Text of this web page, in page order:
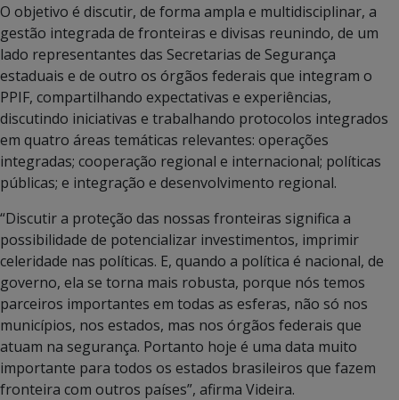
O objetivo é discutir, de forma ampla e multidisciplinar, a
gestão integrada de fronteiras e divisas reunindo, de um
lado representantes das Secretarias de Segurança
estaduais e de outro os órgãos federais que integram o
PPIF, compartilhando expectativas e experiências,
discutindo iniciativas e trabalhando protocolos integrados
em quatro áreas temáticas relevantes: operações
integradas; cooperação regional e internacional; políticas
públicas; e integração e desenvolvimento regional.
“Discutir a proteção das nossas fronteiras significa a
possibilidade de potencializar investimentos, imprimir
celeridade nas políticas. E, quando a política é nacional, de
governo, ela se torna mais robusta, porque nós temos
parceiros importantes em todas as esferas, não só nos
municípios, nos estados, mas nos órgãos federais que
atuam na segurança. Portanto hoje é uma data muito
importante para todos os estados brasileiros que fazem
fronteira com outros países”, afirma Videira.